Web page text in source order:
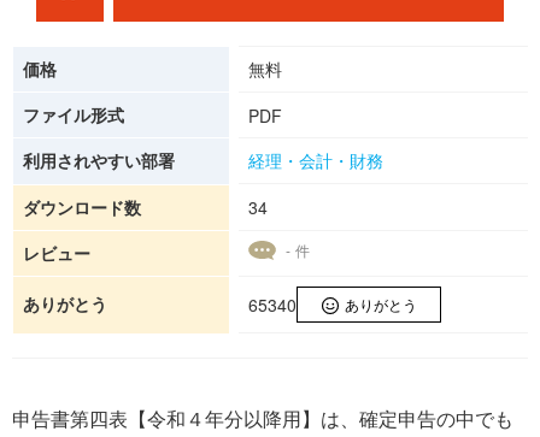
価格
無料
ファイル形式
PDF
利用されやすい部署
経理・会計・財務
ダウンロード数
34
レビュー
- 件
ありがとう 65340 ありがとう
申告書第四表【令和４年分以降用】は、確定申告の中でも